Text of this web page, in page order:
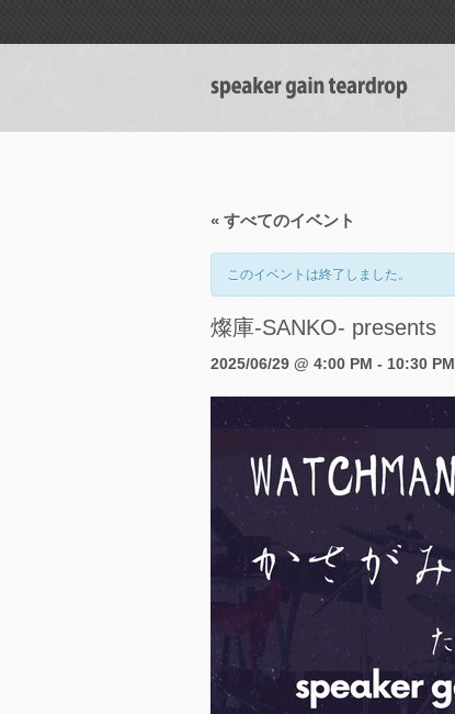
« すべてのイベント
このイベントは終了しました。
燦庫-SANKO- presents
2025/06/29 @ 4:00 PM - 10:30 PM